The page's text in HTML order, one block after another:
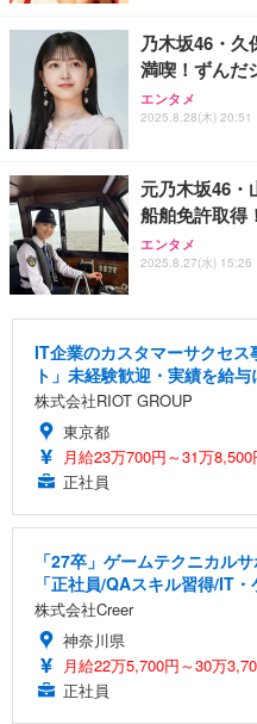
乃木坂46・久
満喫！ずんだ
エンタメ
2025.8.28(木) 20:51
元乃木坂46・
船舶免許取得！
エンタメ
2025.8.27(水) 15:26
IT企業のカスタマーサクセ
ト」未経験歓迎・実績を給与
株式会社RIOT GROUP
東京都
月給23万700円～31万8,500
正社員
「27卒」ゲームテクニカル
「正社員/QAスキル習得/IT・
株式会社Creer
神奈川県
月給22万5,700円～30万
正社員